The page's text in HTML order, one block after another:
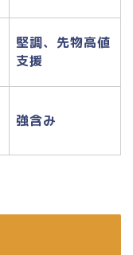
堅調、先物高値
支援​
強含み